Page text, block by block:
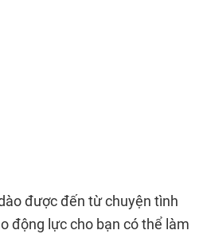
được đến từ chuyện tình
động lực cho bạn có thể làm